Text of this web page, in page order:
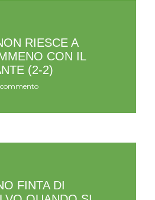
RIESCE A
CON IL
(2-2)
FINTA DI